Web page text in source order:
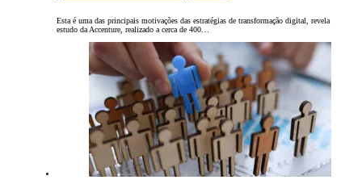
Esta é uma das principais motivações das estratégias de transformação digital, revela
estudo da Accenture, realizado a cerca de 400…